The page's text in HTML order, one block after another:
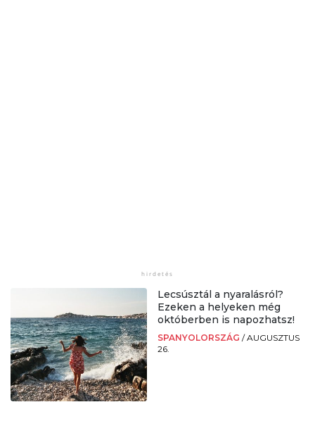
Lecsúsztál a nyaralásról?
Ezeken a helyeken még
októberben is napozhatsz!
SPANYOLORSZÁG /AUGUSZTUS
26.